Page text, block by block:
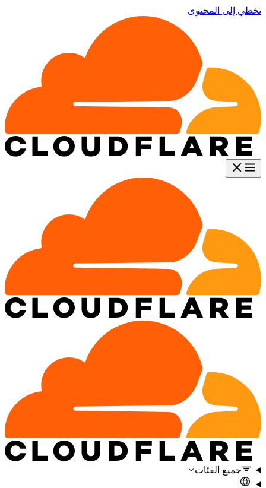
تخطي إلى المحتوى
جميع الفئات